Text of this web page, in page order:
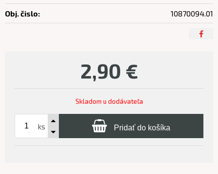
2,90 €
Skladom u dodávateľa
ks Pridať do košíka
Obj. čislo: 10870094.01